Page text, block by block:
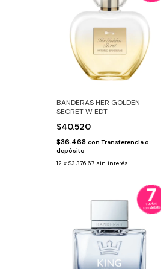
BANDERAS HER GOLDEN
SECRET W EDT
$40.520
$36.468 con Transferencia o
depósito
12 x $3.376,67 sin interés